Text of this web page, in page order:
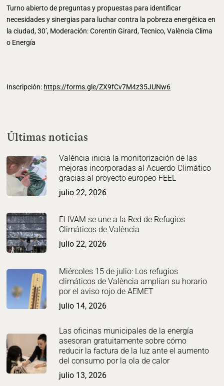
Turno abierto de preguntas y propuestas para identificar
necesidades y sinergias para luchar contra la pobreza energética en
la ciudad, 30’, Moderación: Corentin Girard, Tecnico, València Clima
o Energía
Inscripción: https://forms.gle/ZX9fCv7M4z35JUNw6
Últimas noticias
València inicia la monitorización de las
mejoras incorporadas al Acuerdo Climático
gracias al proyecto europeo FEEL
julio 22, 2026
El IVAM se une a la Red de Refugios
Climáticos de València
julio 22, 2026
Miércoles 15 de julio: Los refugios
climáticos de València amplían su horario
por el aviso rojo de AEMET
julio 14, 2026
Las oficinas municipales de la energía
asesoran gratuitamente sobre cómo
reducir la factura de la luz ante el aumento
del consumo por la ola de calor
julio 13, 2026